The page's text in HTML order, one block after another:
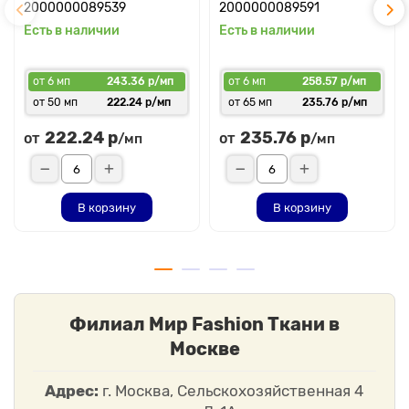
2000000089539
Есть в наличии
от 6 мп
243.36 р/мп
от 50 мп
222.24 р/мп
от 222.24 р/мп
В корзину
2000000089591
Есть в наличии
от 6 мп
258.57 р/мп
от 65 мп
235.76 р/мп
от 235.76 р/мп
В корзину
Филиал Мир Fashion Ткани в
Москве
Адрес: г. Москва, Сельскохозяйственная 4